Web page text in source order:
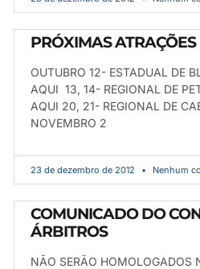
PRÓXIMAS
OUTUBRO 12- ESTADUAL DE
AQUI 13, 14- REGIONAL DE
AQUI 20, 21- REGIONAL DE
NOVEMBRO 2
23 de dezembro de 2012 Nenhum
COMUNICADO DO
ÁRBITROS
NÃO SERÃO HOMOLOGADOS